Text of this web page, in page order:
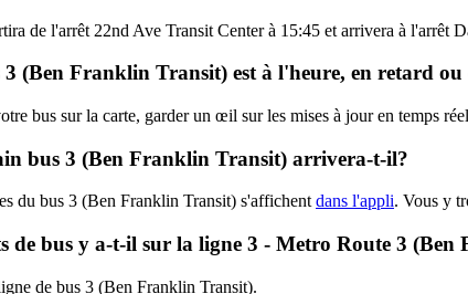
de l'arrêt 22nd Ave Transit Center à 15:45 et arrivera à
3 (Ben Franklin Transit) est à l'heure, en retard ou
bus sur la carte, garder un œil sur les mises à jour en temps
bus 3 (Ben Franklin Transit) arrivera-t-il?
du bus 3 (Ben Franklin Transit) s'affichent dans l'appli. Vous y
de bus y a-t-il sur la ligne 3 - Metro Route 3
de bus 3 (Ben Franklin Transit).